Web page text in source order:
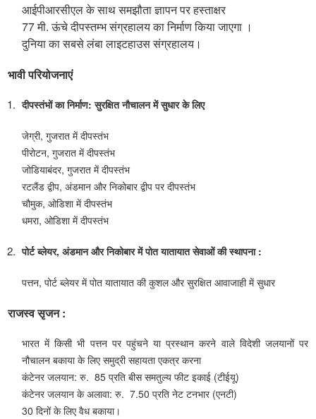
आईपीआरसीएल के साथ समझौता ज्ञापन पर हस्ताक्षर
77 मी. ऊंचे दीपस्तम्भ संग्रहालय का निर्माण किया जाएगा ।
दुनिया का सबसे लंबा लाइटहाउस संग्रहालय।
भावी परियोजनाएं
दीपस्तंभों का निर्माण: सुरक्षित नौचालन में सुधार के लिए
जेग्री, गुजरात में दीपस्तंभ
पीरोटन, गुजरात में दीपस्तंभ
जोडियाबंदर, गुजरात में दीपस्तंभ
रटलैंड द्वीप, अंडमान और निकोबार द्वीप पर दीपस्तंभ
चौमुक, ओडिशा में दीपस्तंभ
धमरा, ओडिशा में दीपस्तंभ
पोर्ट ब्लेयर, अंडमान और निकोबार में पोत यातायात सेवाओं की स्थापना :
पत्तन, पोर्ट ब्लेयर में पोत यातायात की कुशल और सुरक्षित आवाजाही में सुधार
राजस्व सृजन :
भारत में किसी भी पत्तन पर पहुंचने या प्रस्थान करने वाले विदेशी जलयानों पर
नौचालन बकाया के लिए समुद्री सहायता एकत्र करना
कंटेनर जलयान: रु. 85 प्रति बीस समतुल्य फीट इकाई (टीईयू)
कंटेनर जलयान के अलावा: रु. 7.50 प्रति नेट टनभार (एनटी)
30 दिनों के लिए वैध बकाया।